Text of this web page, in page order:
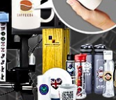
گروه ها
املاک